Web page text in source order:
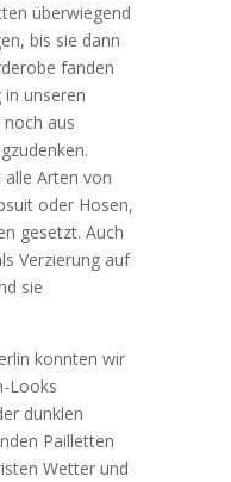
überwiegend
bis sie dann
fanden
unseren
aus
Arten von
oder Hosen,
gesetzt. Auch
Verzierung auf
sie
konnten wir
Looks
dunklen
Pailletten
Wetter und